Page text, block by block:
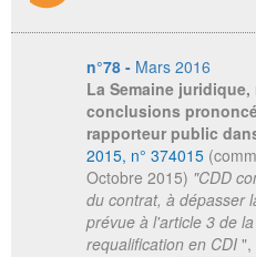
n°78 - Mars 2016
La Semaine juridique,
conclusions
rapporteur public
2015, n° 374015
Octobre 2015) "CDD
du contrat, à dépasser
prévue à l'article 3 de
requalification en CDI ",